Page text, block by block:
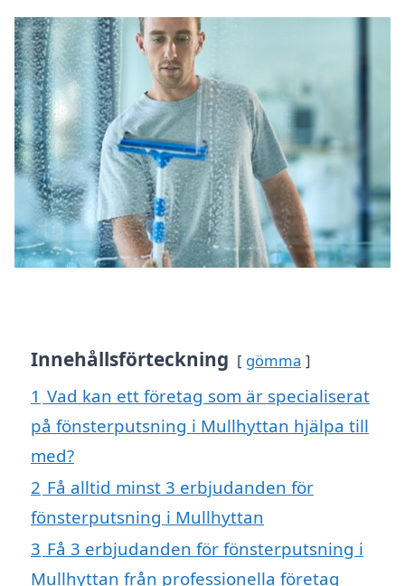
Innehållsförteckning gömma
1 Vad kan ett företag som är specialiserat
på fönsterputsning i Mullhyttan hjälpa till
med?
2 Få alltid minst 3 erbjudanden för
fönsterputsning i Mullhyttan
3 Få 3 erbjudanden för fönsterputsning i
Mullhyttan från professionella företag